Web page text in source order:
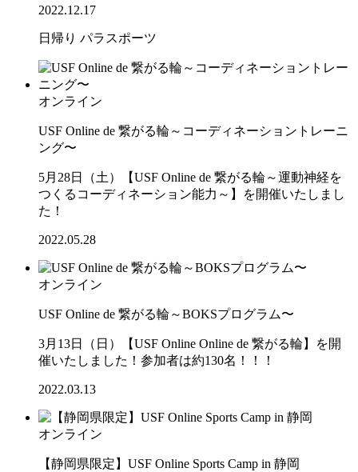
2022.12.17
日帰り パラスポーツ
オンライン
USF Online de 繋がる輪～コーディネーショントレーニ
ング〜
5月28日（土）【USF Online de 繋がる輪～運動神経を
つくるコーディネーション能力～】を開催いたしまし
た！
2022.05.28
オンライン
USF Online de 繋がる輪～BOKSプログラム〜
3月13日（日）【USF Online Online de 繋がる輪】を開
催いたしました！参加者は約130名！！！
2022.03.13
オンライン
【静岡県限定】USF Online Sports Camp in 静岡